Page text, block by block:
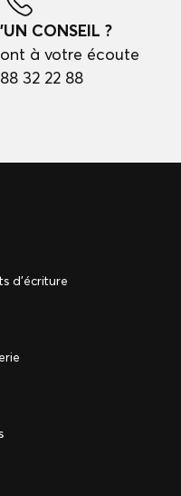
CONSEIL ?
à votre écoute
32 22 88
d'écriture